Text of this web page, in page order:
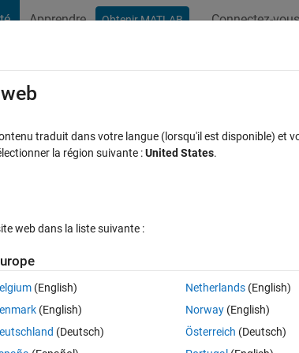
Apprendre Obtenir MATLAB Connectez-
vector?
Afficher
Ouvrir dans MATLAB Online
the workspace and be able to click a button to plot
traduit dans votre langue (lorsqu'il est disponible) et
la région suivante :United States.
web dans la liste suivante :
(English)
(English)
(Deutsch)
Netherlands(English)
Norway(English)
Österreich (Deutsch)